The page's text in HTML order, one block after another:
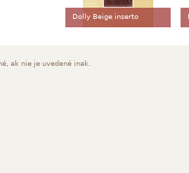
Dolly Beige inserto
ak nie je uvedené inak.